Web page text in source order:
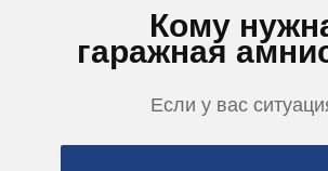
Кому
гаражная
Если у вас